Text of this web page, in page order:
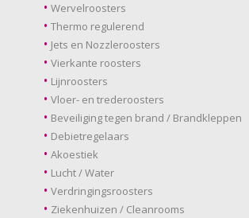
Wervelroosters
Thermo regulerend
Jets en Nozzleroosters
Vierkante roosters
Lijnroosters
Vloer- en trederoosters
Beveiliging tegen brand / Brandkleppen
Debietregelaars
Akoestiek
Lucht / Water
Verdringingsroosters
Ziekenhuizen / Cleanrooms